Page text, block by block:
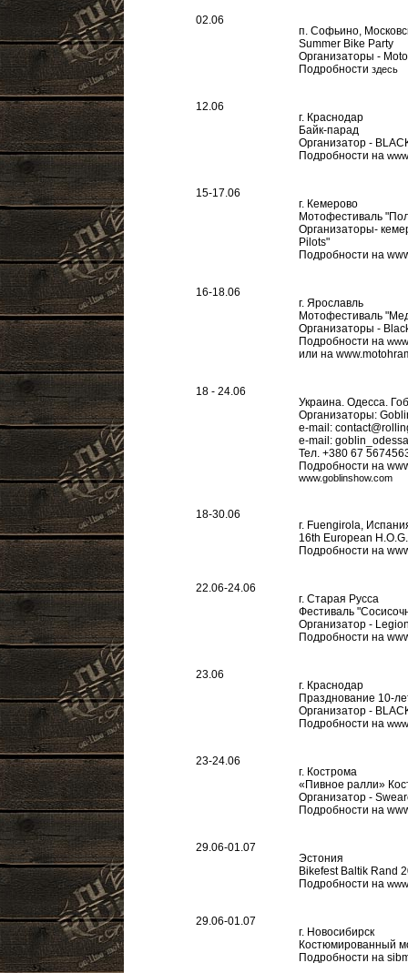
02.06
п. Софьино,
Summer Bike Party
Организаторы -
Подробности здесь
12.06
г. Краснодар
Байк-парад
Организатор -
Подробности на
15-17.06
г. Кемерово
Мотофестиваль
Организаторы-
Pilots"
Подробности на
16-18.06
г. Ярославль
Мотофестиваль
Организаторы -
Подробности на
или на
18 - 24.06
Украина. Одесса.
Организаторы:
e-mail:
e-mail:
Тел. +380 67
Подробности на
www.goblinshow.com
18-30.06
г. Fuengirola,
16th European
Подробности на
22.06-24.06
г. Старая Русса
Фестиваль
Организатор -
Подробности на
23.06
г. Краснодар
Празднование 10-
Организатор -
Подробности на
23-24.06
г. Кострома
«Пивное ралли»
Организатор -
Подробности на
29.06-01.07
Эстония
Bikefest Baltik Rand
Подробности на
29.06-01.07
г. Новосибирск
Костюмированный
Подробности на